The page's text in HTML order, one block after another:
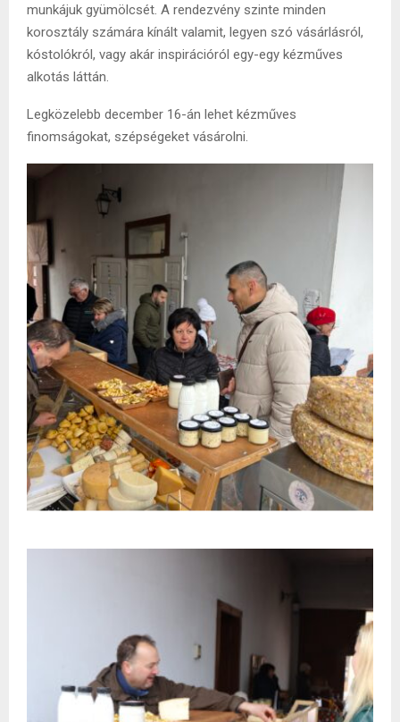
munkájuk gyümölcsét. A rendezvény szinte minden
korosztály számára kínált valamit, legyen szó vásárlásról,
kóstolókról, vagy akár inspirációról egy-egy kézműves
alkotás láttán.
Legközelebb december 16-án lehet kézműves
finomságokat, szépségeket vásárolni.